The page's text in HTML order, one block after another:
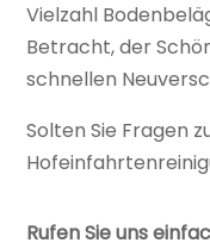
Vielzahl
Betracht, der
schnellen
Solten Sie Fragen
Rufen Sie uns